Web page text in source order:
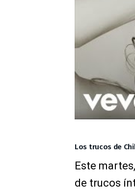
Los trucos de
Este
de trucos